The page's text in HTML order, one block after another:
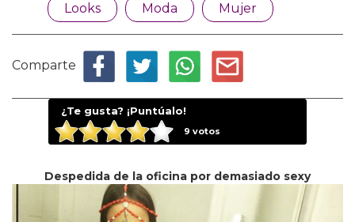
Looks Moda Mujer
Comparte
¿Te gusta? ¡Puntúalo!
9 votos
Despedida de la oficina por demasiado sexy